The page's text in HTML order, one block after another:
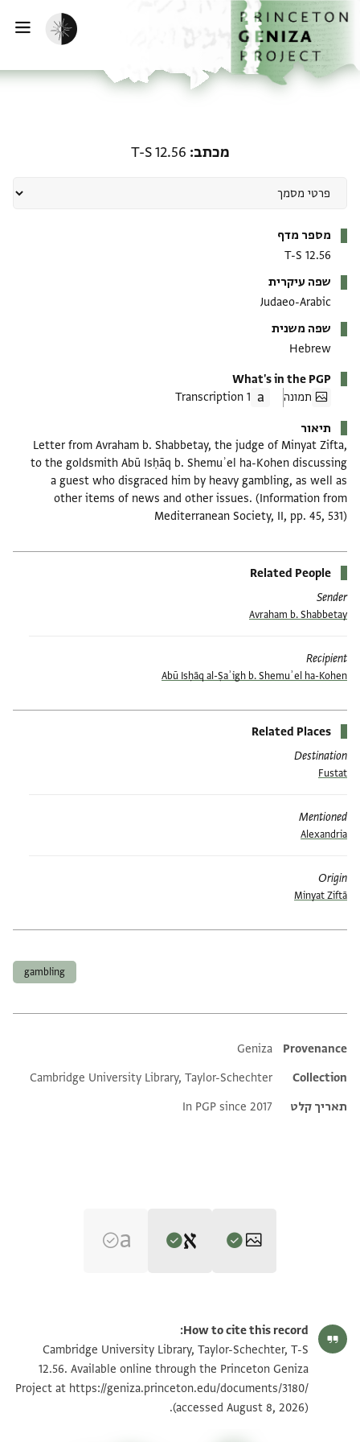
לתוכןהבית
הפעלת מצב כהה
מכתב T-S 12.56
מספר מדף
T-S 12.56
שפה עיקרית
Judaeo-Arabic
שפה משנית
Hebrew
What's in the PGP
תמונה
1 Transcription
תיאור
Letter from Avraham b. Shabbetay, the judge of Minyat Zifta,
to the goldsmith Abū Isḥāq b. Shemuʾel ha-Kohen discussing
a guest who disgraced him by heavy gambling, as well as
other items of news and other issues. (Information from
Mediterranean Society, II, pp. 45, 531)
Related People
Sender
Avraham b. Shabbetay
Recipient
Abū Isḥāq al-Ṣaʾigh b. Shemuʾel ha-Kohen
Related Places
Destination
Fustat
Mentioned
Alexandria
Origin
Minyat Ziftā
gambling
Additional metadata
Provenance
Geniza
Collection
Cambridge University Library, Taylor-Schechter
תאריך קלט
In PGP since 2017
S. D. Goitein's unpublished edition (1950–85).
בשמ רח
ברכה וישועה ומנוחה להרגיעה לחמודינו וחביבינו
אבו אסחק //הכהן// הפרח הטוב יברכהו אלהינו ויפרהו
וירבהו
T-S 12.56 1v הגדל וסובב
Verso.
. . . . . ] אלמאיתין דרהם ואבאע אלמקלה וקמר בה ואבאע
מנדיל
כאן לה באעה וקמר בה ולם יבקא [[ש]] מעה סוא אלכסה
תנאי היתר שימוש בתצלום
How to cite this record:
Cambridge University Library, Taylor-Schechter, T-S
12.56. Available online through the Princeton Geniza
Project athttps://geniza.princeton.edu/documents/3180/
(accessed August 8, 2026).